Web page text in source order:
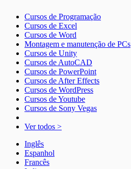
Cursos de Programação
Cursos de Excel
Cursos de Word
Montagem e manutenção de PCs
Cursos de Unity
Cursos de AutoCAD
Cursos de PowerPoint
Cursos de After Effects
Cursos de WordPress
Cursos de Youtube
Cursos de Sony Vegas
Ver todos >
Inglês
Espanhol
Francês